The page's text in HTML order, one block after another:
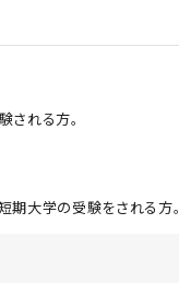
される方。
期大学の受験をされる方。